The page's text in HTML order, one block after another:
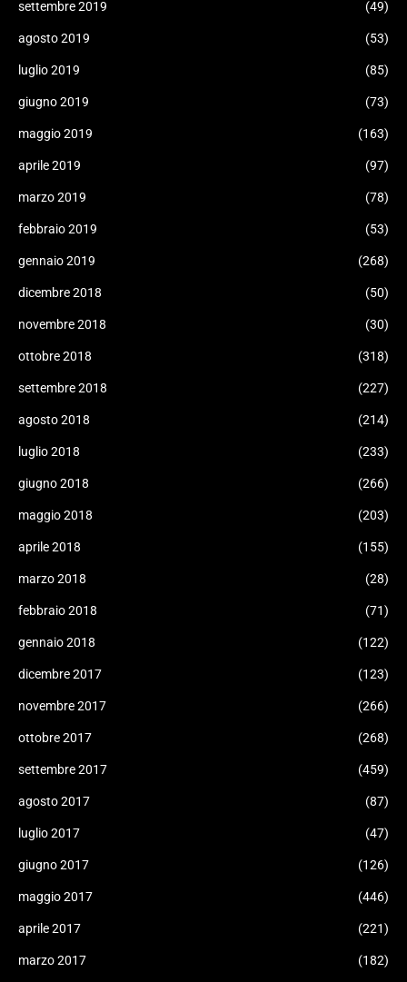
settembre 2019 (49)
agosto 2019 (53)
luglio 2019 (85)
giugno 2019 (73)
maggio 2019 (163)
aprile 2019 (97)
marzo 2019 (78)
febbraio 2019 (53)
gennaio 2019 (268)
dicembre 2018 (50)
novembre 2018 (30)
ottobre 2018 (318)
settembre 2018 (227)
agosto 2018 (214)
luglio 2018 (233)
giugno 2018 (266)
maggio 2018 (203)
aprile 2018 (155)
marzo 2018 (28)
febbraio 2018 (71)
gennaio 2018 (122)
dicembre 2017 (123)
novembre 2017 (266)
ottobre 2017 (268)
settembre 2017 (459)
agosto 2017 (87)
luglio 2017 (47)
giugno 2017 (126)
maggio 2017 (446)
aprile 2017 (221)
marzo 2017 (182)